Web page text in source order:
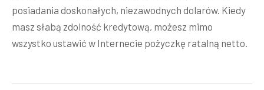
posiadania doskonałych, niezawodnych dolarów. Kiedy
masz słabą zdolność kredytową, możesz mimo
wszystko ustawić w Internecie pożyczkę ratalną netto.